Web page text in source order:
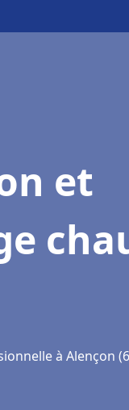
et
à Alençon